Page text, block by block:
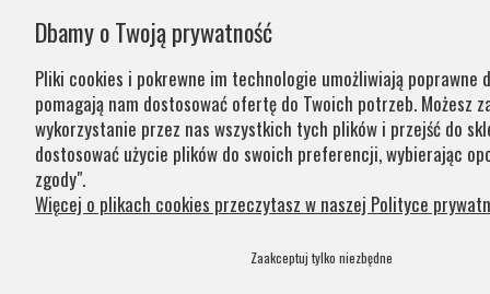
Dbamy o Twoją prywatność
Pliki cookies i pokrewne im technologie umożliwiają poprawne
pomagają nam dostosować ofertę do Twoich potrzeb. Możesz
wykorzystanie przez nas wszystkich tych plików i przejść do
dostosować użycie plików do swoich preferencji, wybierając
zgody".
Więcej o plikach cookies przeczytasz w naszej Polityce
Zaakceptuj tylko niezbędne